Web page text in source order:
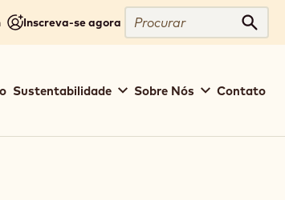
Inscreva-se agora
Procurar
Sustentabilidade Sobre Nós Contato